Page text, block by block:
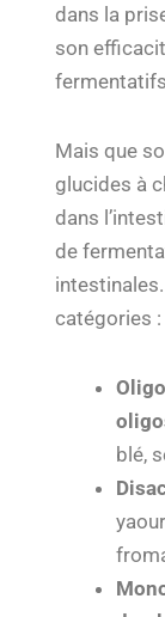
dans la
son
Mais que
glucides à
dans
de
catégories :
blé,